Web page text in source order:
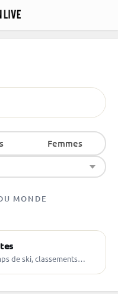
Femmes
MONDE
de ski, classements…